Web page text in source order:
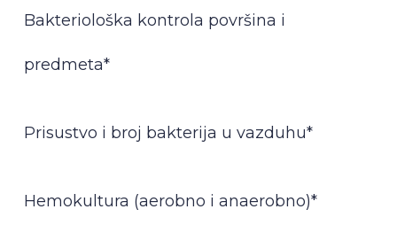
Bakteriološka kontrola površina i
predmeta*
Prisustvo i broj bakterija u vazduhu*
Hemokultura (aerobno i anaerobno)*